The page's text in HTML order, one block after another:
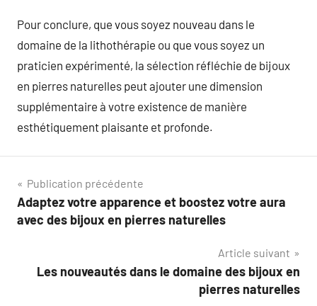
Pour conclure, que vous soyez nouveau dans le
domaine de la lithothérapie ou que vous soyez un
praticien expérimenté, la sélection réfléchie de bijoux
en pierres naturelles peut ajouter une dimension
supplémentaire à votre existence de manière
esthétiquement plaisante et profonde.
Navigation
de
Publication précédente
Adaptez votre apparence et boostez votre aura
avec des bijoux en pierres naturelles
Article suivant
Les nouveautés dans le domaine des bijoux en
pierres naturelles